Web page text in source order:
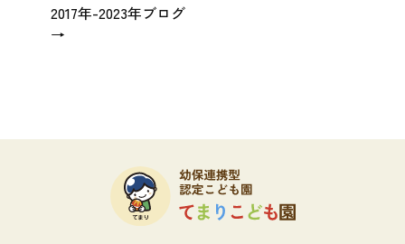
2017年-2023年ブログ
→